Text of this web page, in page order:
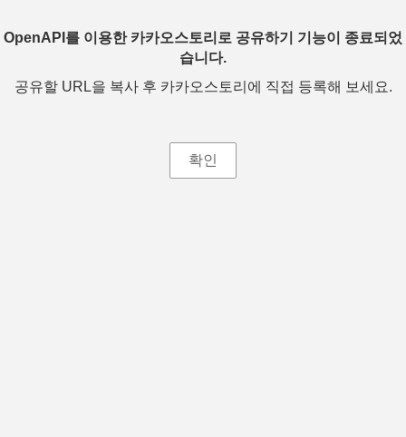
OpenAPI를 이용한 카카오스토리로 공유하기 기능이 종료되었
습니다.
공유할 URL을 복사 후 카카오스토리에 직접 등록해 보세요.
확인